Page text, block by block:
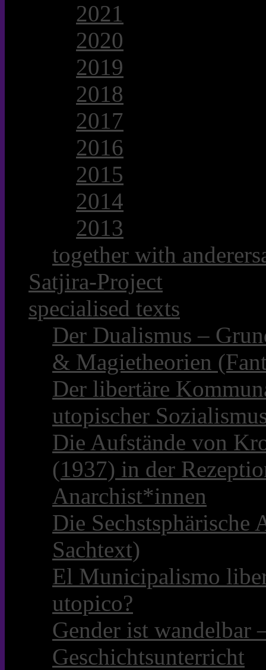
2021
2020
2019
2018
2017
2016
2015
2014
2013
together with
Satjira-Project
specialised texts
Der Dualismus –
& Magietheorien
Der libertäre
utopischer
Die Aufstände von
(1937) in der
Anarchist*innen
Die Sechstsphärische
Sachtext)
El Municipalismo
utopico?
Gender ist
Geschichtsunterricht